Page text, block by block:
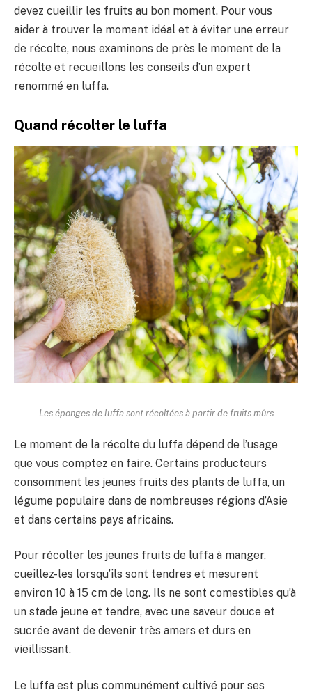
devez cueillir les fruits au bon moment. Pour vous
aider à trouver le moment idéal et à éviter une erreur
de récolte, nous examinons de près le moment de la
récolte et recueillons les conseils d’un expert
renommé en luffa.
Quand récolter le luffa
Les éponges de luffa sont récoltées à partir de fruits mûrs
Le moment de la récolte du luffa dépend de l’usage
que vous comptez en faire. Certains producteurs
consomment les jeunes fruits des plants de luffa, un
légume populaire dans de nombreuses régions d’Asie
et dans certains pays africains.
Pour récolter les jeunes fruits de luffa à manger,
cueillez-les lorsqu’ils sont tendres et mesurent
environ 10 à 15 cm de long. Ils ne sont comestibles qu’à
un stade jeune et tendre, avec une saveur douce et
sucrée avant de devenir très amers et durs en
vieillissant.
Le luffa est plus communément cultivé pour ses